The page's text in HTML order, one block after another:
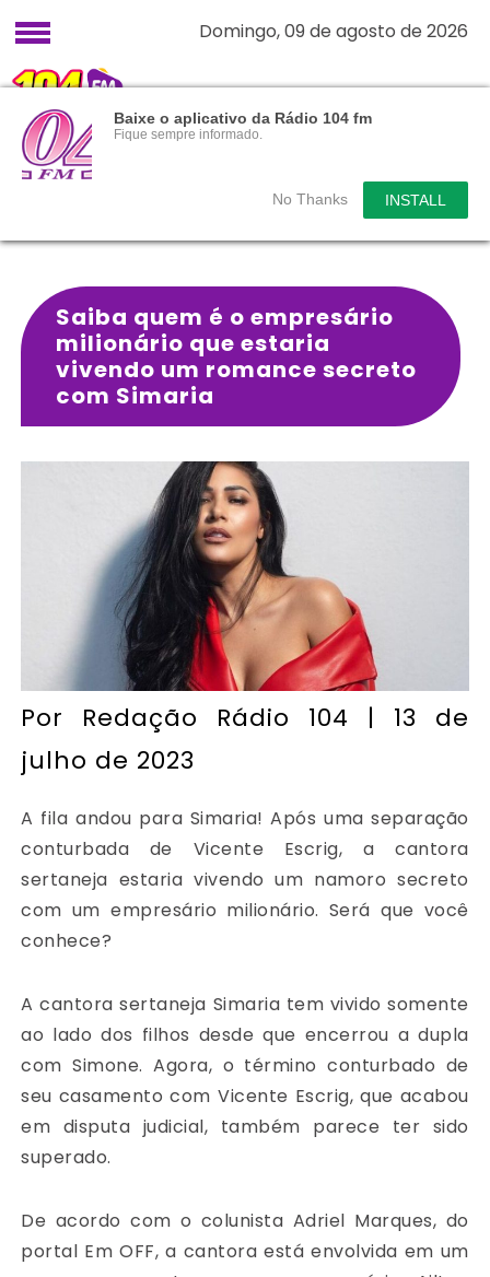
Baixe o aplicativo da Rádio 104 fm
Fique sempre informado.
No Thanks INSTALL
Domingo, 09 de agosto de 2026
Saiba quem é o empresário
milionário que estaria
vivendo um romance secreto
com Simaria
Por Redação Rádio 104 | 13 de
julho de 2023
A fila andou para Simaria! Após uma separação
conturbada de Vicente Escrig, a cantora
sertaneja estaria vivendo um namoro secreto
com um empresário milionário. Será que você
conhece?
A cantora sertaneja Simaria tem vivido somente
ao lado dos filhos desde que encerrou a dupla
com Simone. Agora, o término conturbado de
seu casamento com Vicente Escrig, que acabou
em disputa judicial, também parece ter sido
superado.
De acordo com o colunista Adriel Marques, do
portal Em OFF, a cantora está envolvida em um